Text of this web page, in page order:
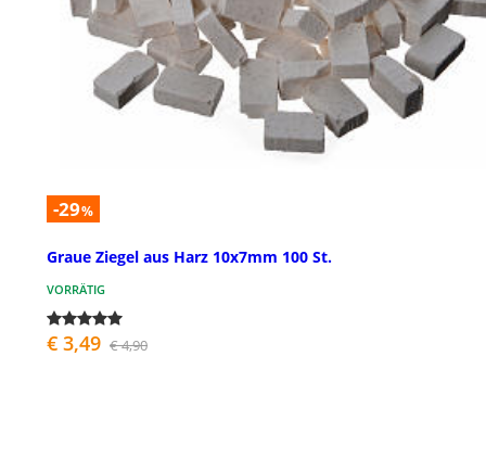
-29%
Graue Ziegel aus Harz 10x7mm 100 St.
VORRÄTIG
€ 3,49 € 4,90